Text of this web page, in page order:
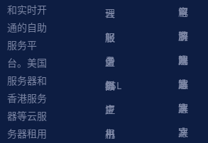
和实时开
通的自助
服务平
台。美国
服务器和
香港服务
器等云服
务器租用
理
服
务
器
云
服
务
器
轻
量
级
应
用
虚
拟
主
机
SSL
证
书
解
决
方
案
育
解
决
方
案
电
商
解
决
方
案
游
戏
解
决
方
网
站
解
决